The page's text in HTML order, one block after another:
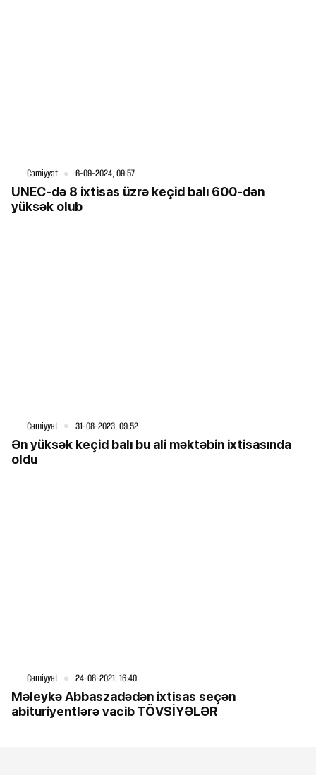
Cəmiyyət 6-09-2024, 09:57
UNEC-də 8 ixtisas üzrə keçid balı 600-dən
yüksək olub
Cəmiyyət 31-08-2023, 09:52
Ən yüksək keçid balı bu ali məktəbin ixtisasında
oldu
Cəmiyyət 24-08-2021, 16:40
Məleykə Abbaszadədən ixtisas seçən
abituriyentlərə vacib TÖVSİYƏLƏR